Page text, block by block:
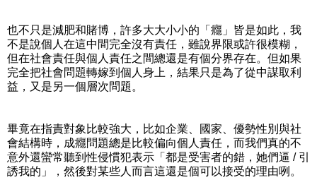
也不只是減肥和賭博，許多大大小小的「癮」皆是如此，我
不是說個人在這中間完全沒有責任，雖說界限或許很模糊，
但在社會責任與個人責任之間總還是有個分界存在。但如果
完全把社會問題轉嫁到個人身上，結果只是為了從中謀取利
益，又是另一個層次問題。
畢竟在指責對象比較強大，比如企業、國家、優勢性別與社
會結構時，成癮問題總是比較偏向個人責任，而我們真的不
意外還蠻常聽到性侵慣犯表示「都是受害者的錯，她們逼 / 引
誘我的」，然後對某些人而言這還是個可以接受的理由咧。